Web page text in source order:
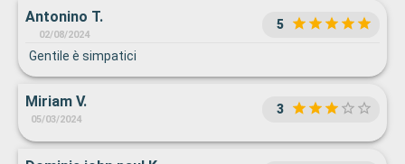
Antonino T.
02/08/2024
5
Gentile è simpatici
Miriam V.
05/03/2024
3